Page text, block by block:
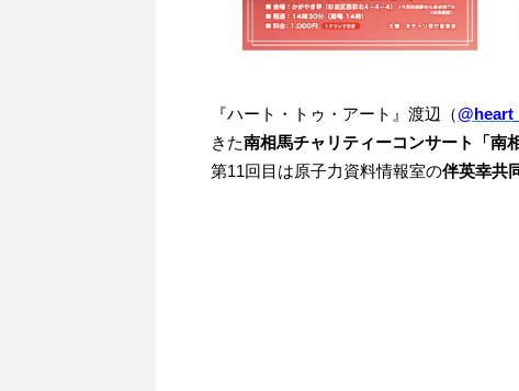
『ハート・トゥ・アート』渡辺（
きた南相馬チャリティーコンサート「南
第11回目は原子力資料情報室の伴英幸共